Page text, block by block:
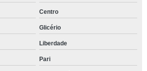
Centro
Glicério
Liberdade
Pari